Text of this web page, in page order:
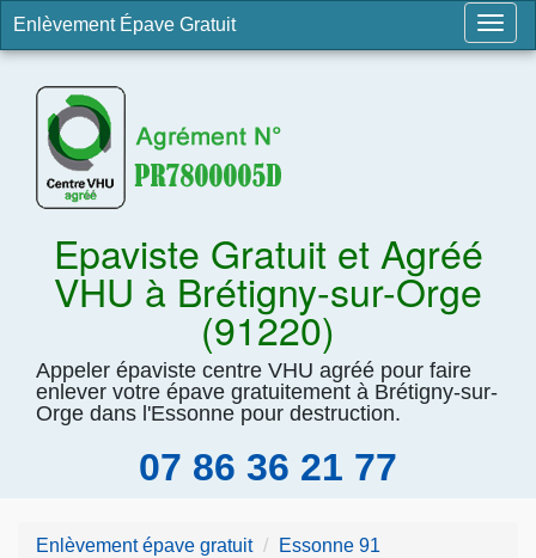
Enlèvement Épave Gratuit
Epaviste Gratuit et Agréé
VHU à Brétigny-sur-Orge
(91220)
Appeler épaviste centre VHU agréé pour faire
enlever votre épave gratuitement à Brétigny-sur-
Orge dans l'Essonne pour destruction.
07 86 36 21 77
Enlèvement épave gratuit
Essonne 91